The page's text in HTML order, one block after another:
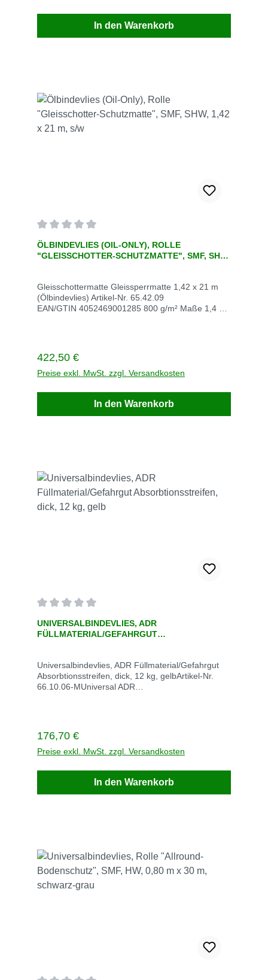
In den Warenkorb
Durchschnittliche Bewertung von 0 von 5 Sternen
ÖLBINDEVLIES (OIL-ONLY), ROLLE
"GLEISSCHOTTER-SCHUTZMATTE", SMF, SHW,
Gleisschottermatte Gleissperrmatte 1,42 x 21 m
(Ölbindevlies) Artikel-Nr. 65.42.09
EAN/GTIN 4052469001285 800 g/m² Maße 1,4 m
Regulärer Preis:
422,50 €
Preise exkl. MwSt. zzgl. Versandkosten
In den Warenkorb
UNIVERSALBINDEVLIES, ADR
FÜLLMATERIAL/GEFAHRGUT
Universalbindevlies, ADR Füllmaterial/Gefahrgut
Absorbtionsstreifen, dick, 12 kg, gelbArtikel-Nr.
66.10.06-MUniversal ADR
56031490Lieferzeit innerhalb von 3 Werktage
Beschreibung Bilder
Regulärer Preis:
176,70 €
Preise exkl. MwSt. zzgl. Versandkosten
In den Warenkorb